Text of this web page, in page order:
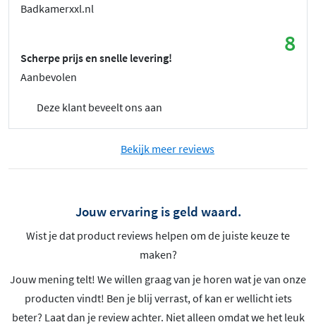
Badkamerxxl.nl
8
Scherpe prijs en snelle levering!
Aanbevolen
Deze klant beveelt ons aan
Bekijk meer reviews
Jouw ervaring is geld waard.
Wist je dat product reviews helpen om de juiste keuze te
maken?
Jouw mening telt! We willen graag van je horen wat je van onze
producten vindt! Ben je blij verrast, of kan er wellicht iets
beter? Laat dan je review achter. Niet alleen omdat we het leuk